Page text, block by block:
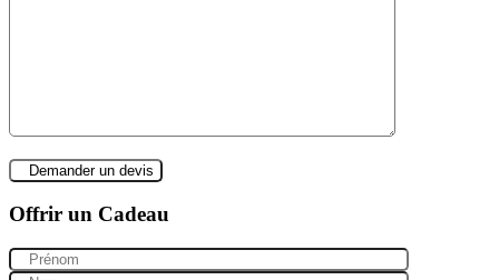
Offrir un Cadeau